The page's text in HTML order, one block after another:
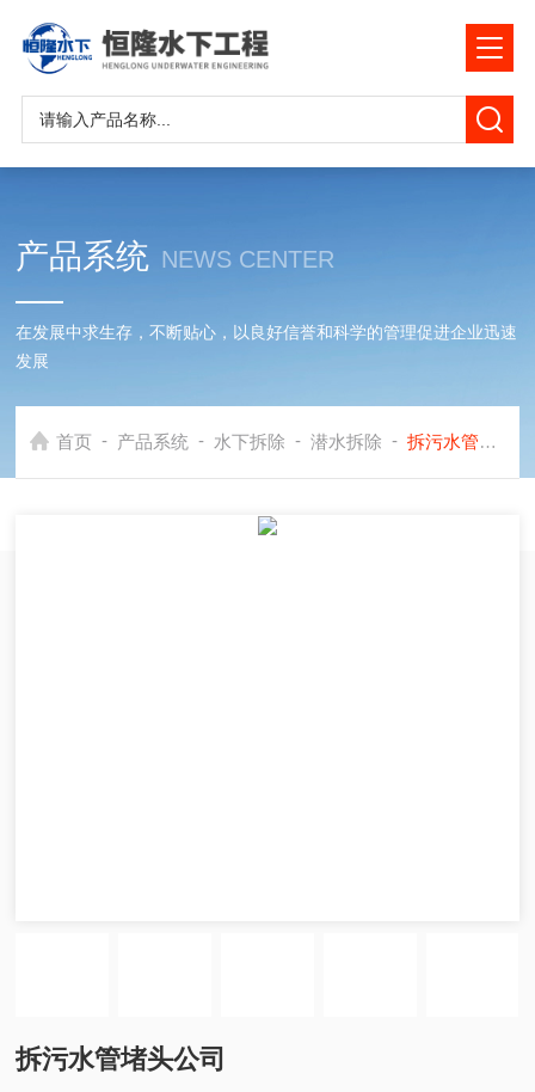
产品系统 NEWS CENTER
在发展中求生存，不断贴心，以良好信誉和科学的管理促进企业迅速
发展
首页 - 产品系统 - 水下拆除 - 潜水拆除 - 拆污水管堵头公司
拆污水管堵头公司